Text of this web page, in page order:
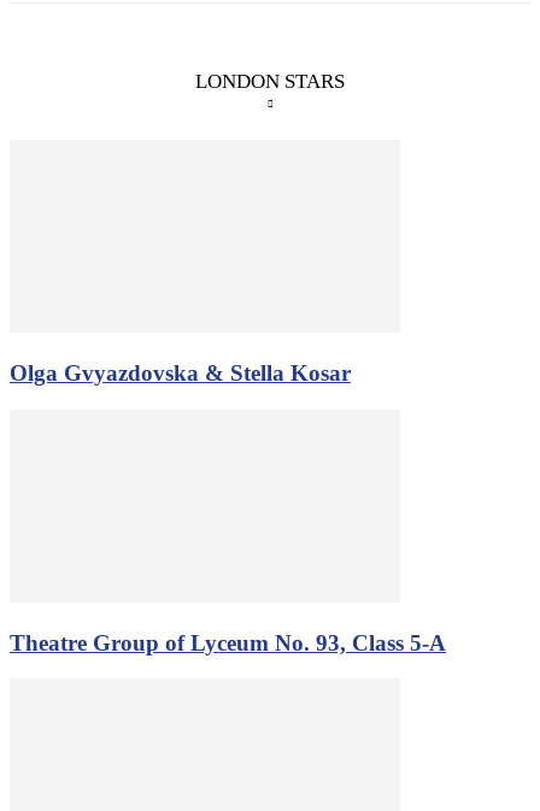
LONDON STARS
Olga Gvyazdovska & Stella Kosar
Theatre Group of Lyceum No. 93, Class 5-A